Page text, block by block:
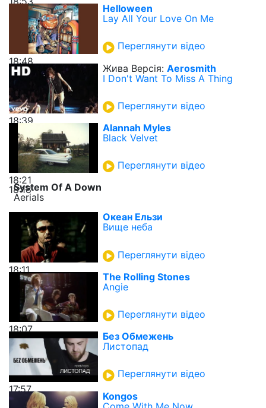
18:48
Helloween
Lay All Your Love On Me
Переглянути відео
18:39
Жива Версія: Aerosmith
I Don't Want To Miss A Thing
Переглянути відео
18:21
Alannah Myles
Black Velvet
Переглянути відео
18:18
System Of A Down
Aerials
18:11
Океан Ельзи
Вище неба
Переглянути відео
18:07
The Rolling Stones
Angie
Переглянути відео
17:57
Без Обмежень
Листопад
Переглянути відео
Kongos